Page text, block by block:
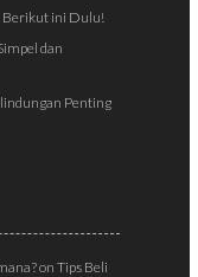
Berikut ini Dulu!
dan
Penting
onTips Beli